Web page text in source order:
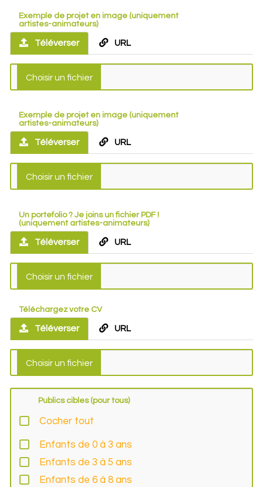
Exemple de projet en image (uniquement
artistes-animateurs)
Téléverser URL
Exemple de projet en image (uniquement
artistes-animateurs)
Téléverser URL
Un portefolio ? Je joins un fichier PDF !
(uniquement artistes-animateurs)
Téléverser URL
Téléchargez votre CV
Téléverser URL
Publics cibles (pour tous)
Cocher tout
Enfants de 0 à 3 ans
Enfants de 3 à 5 ans
Enfants de 6 à 8 ans